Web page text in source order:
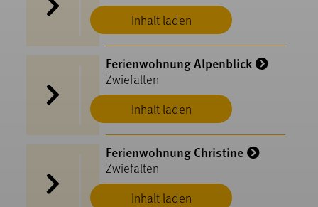
Inhalt laden
Inhalt laden
Ferienwohnung Alpenblick
Zwiefalten
Inhalt laden
Ferienwohnung Christine
Zwiefalten